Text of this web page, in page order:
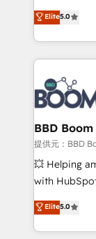
stratégies
inbound,
emailing) Informations clés : - 10 ans d'expérience -
100+
experts
cumulées
Vonazon
measurable,
enterprise-
builds
revenue. ⚙️ HubSpot Integration & Optimization •
Seamless
Complex
Custom APIs
End
pipeline
and CRM
Execution •
Elite5.0
BBD Boom
提供元：BBD
💥 Helping
with
BBD Boom
to HubSpot
solve all
Elite5.0